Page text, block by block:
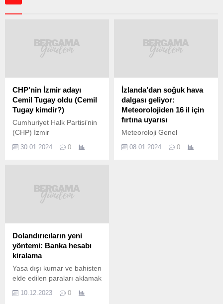
CHP’nin İzmir adayı
Cemil Tugay oldu (Cemil
Tugay kimdir?)
Cumhuriyet Halk Partisi’nin
(CHP) İzmir
adayı Cemil Tugay oldu.
Başkanı Özgür Özel, İzmir
adayının açıklanmasının
diyenler İzmir’e baksın”
değerlendirmesinde
bulundu. CHP’nin İzmir ilçe
belediye başkan adayları da
adayları… Geçen hafta
200’den fazla...
30.01.2024 0
İzlanda’dan soğuk hava
dalgası geliyor:
Meteorolojiden 16 il için
fırtına uyarısı
Meteoroloji Genel
tahminlerine göre haftanın
08.01.2024 0
Dolandırıcıların yeni
yöntemi: Banka hesabı
kiralama
Yasa dışı kumar ve bahisten
elde edilen paraları aklamak
isteyen dolandırıcıların yeni
10.12.2023 0